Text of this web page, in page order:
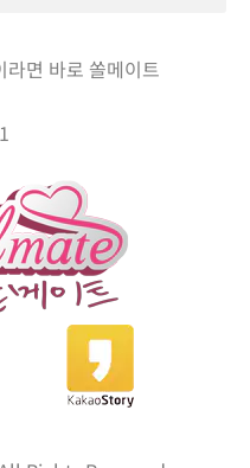
면 바로 쏠메이트